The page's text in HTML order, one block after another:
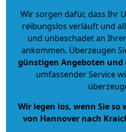
Wir sorgen dafür, dass Ihr
reibungslos verläuft und
und unbeschadet an
ankommen. Überzeugen
günstigen Angeboten
umfassender Service
Wir legen los, wenn Sie
von Hannover nach